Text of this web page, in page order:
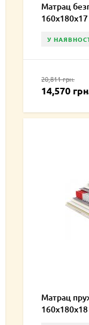
Матрац
У
20,811 грн.
14,570
Матрац